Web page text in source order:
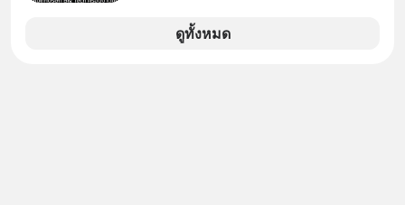
ค้างในท่านั้นได้
ลงทุนมากถึง 500 บริษัท
ดูทั้งหมด